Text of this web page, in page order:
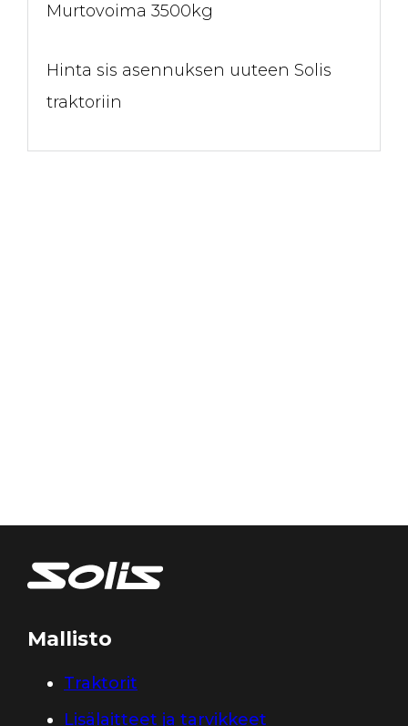
Murtovoima 3500kg
Hinta sis asennuksen uuteen Solis
traktoriin
Mallisto
Traktorit
Lisälaitteet ja tarvikkeet